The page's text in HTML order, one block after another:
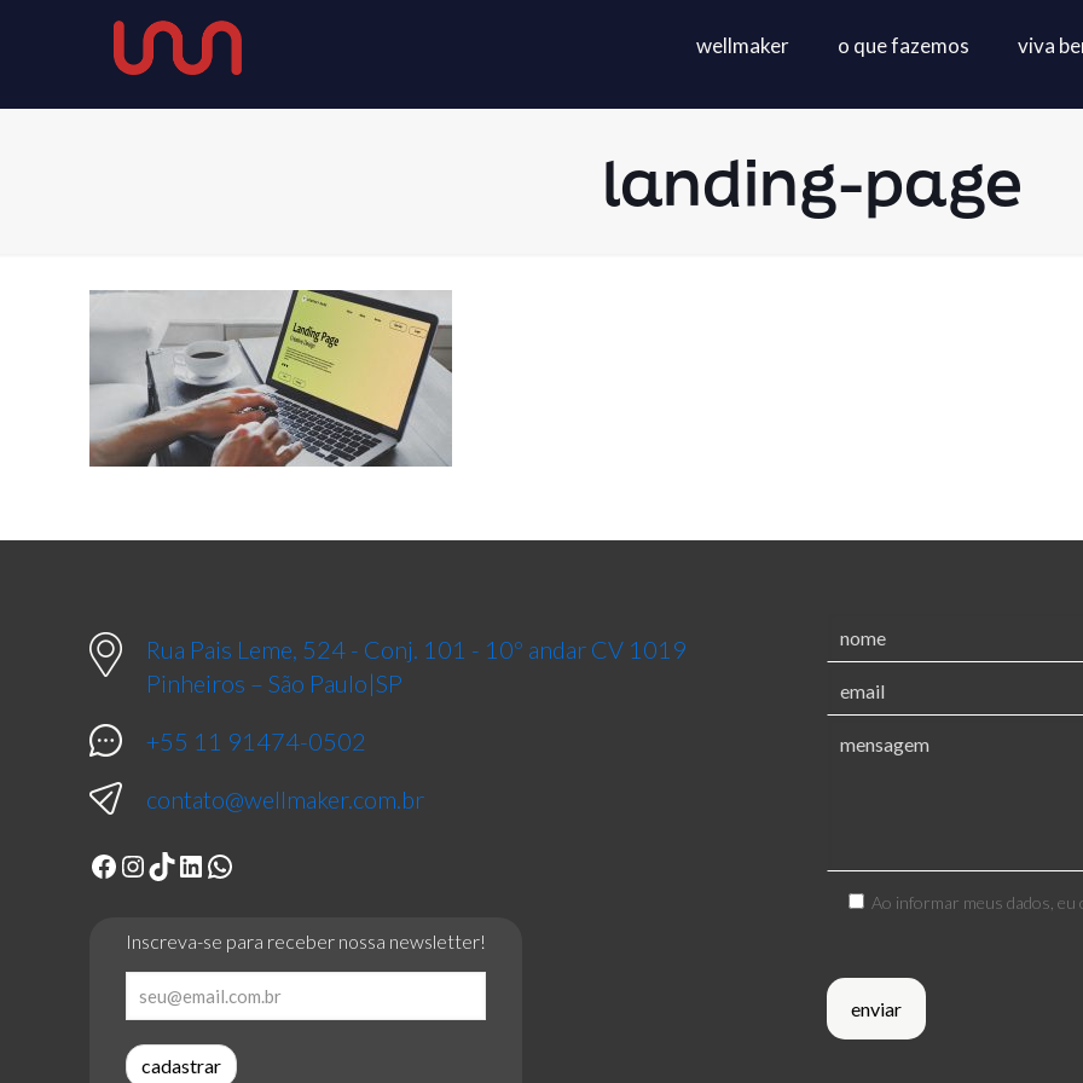
wellmaker o que fazemos viva
landing-page
Rua Pais Leme, 524 - Conj. 101 - 10º andar CV 1019
Pinheiros – São Paulo|SP
+55 11 91474-0502
contato@wellmaker.com.br
Facebook
Instagram
TikTok
LinkedIn
WhatsApp
Inscreva-se para receber nossa newsletter!
cadastrar
Ao informar meus dados, eu